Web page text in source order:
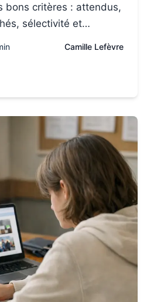
bons critères : attendus,
sélectivité et
Camille Lefèvre